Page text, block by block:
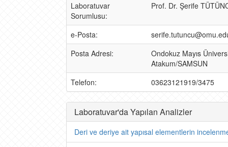
Laboratuvar
Sorumlusu:
Prof. Dr. Şerife
e-Posta:
Posta Adresi:
Ondokuz Mayıs
Atakum/SAMSUN
Telefon:
03623121919/3475
Laboratuvar'da Yapılan Analizler
Deri ve deriye ait yapısal elementlerin